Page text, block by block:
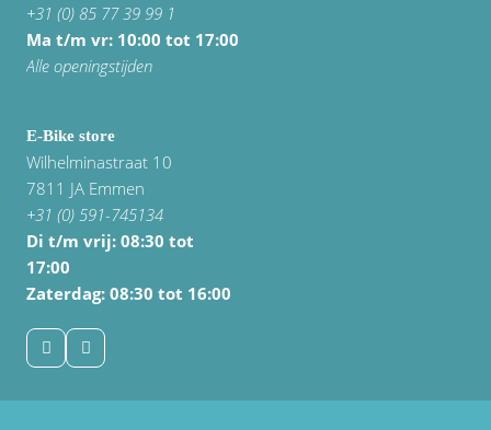
+31 (0) 85 77 39 99 1
Ma t/m vr: 10:00 tot 17:00
Alle openingstijden
E-Bike store
Wilhelminastraat 10
7811 JA Emmen
+31 (0) 591-745134
Di t/m vrij: 08:30 tot
17:00
Zaterdag: 08:30 tot 16:00